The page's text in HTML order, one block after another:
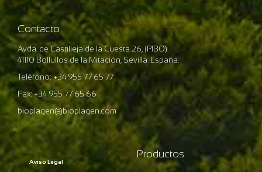
Contacto
Avda. de Castilleja de la Cuesta 26, (PIBO)
41110 Bollullos de la Mitación, Sevilla. España.
Teléfono: +34 955 77 65 77
Fax: +34 955 77 65 66
bioplagen@bioplagen.com
Aviso Legal
Productos